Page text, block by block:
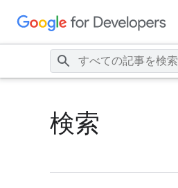
検索